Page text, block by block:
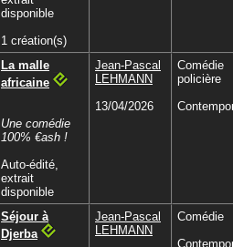
disponible
1 création(s)
La malle
africaine
Une comédie
100% €ash !
Auto-édité,
extrait
disponible
Jean-Pascal
LEHMANN
13/04/2026
Comédie
policière
Séjour à
Djerba
Jean-Pascal
LEHMANN
Comédie